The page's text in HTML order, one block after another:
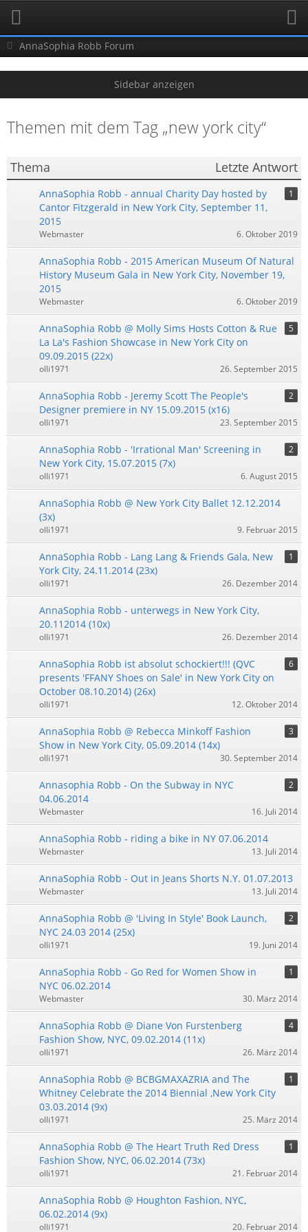
AnnaSophia Robb Forum
Themen mit dem Tag „new york city“
Thema Letzte Antwort
AnnaSophia Robb - annual Charity Day hosted by
Cantor Fitzgerald in New York City, September 11,
2015
1
Webmaster 6. Oktober 2019
AnnaSophia Robb - 2015 American Museum Of Natural
History Museum Gala in New York City, November 19,
2015
Webmaster 6. Oktober 2019
AnnaSophia Robb @ Molly Sims Hosts Cotton & Rue
La La's Fashion Showcase in New York City on
09.09.2015 (22x)
5
olli1971 26. September 2015
AnnaSophia Robb - Jeremy Scott The People's
Designer premiere in NY 15.09.2015 (x16)
2
olli1971 23. September 2015
AnnaSophia Robb - 'Irrational Man' Screening in
New York City, 15.07.2015 (7x)
2
olli1971 6. August 2015
AnnaSophia Robb @ New York City Ballet 12.12.2014
(3x)
olli1971 9. Februar 2015
AnnaSophia Robb - Lang Lang & Friends Gala, New
York City, 24.11.2014 (23x)
1
olli1971 26. Dezember 2014
AnnaSophia Robb - unterwegs in New York City,
20.112014 (10x)
olli1971 26. Dezember 2014
AnnaSophia Robb ist absolut schockiert!!! (QVC
presents 'FFANY Shoes on Sale' in New York City on
October 08.10.2014) (26x)
6
olli1971 12. Oktober 2014
AnnaSophia Robb @ Rebecca Minkoff Fashion
Show in New York City, 05.09.2014 (14x)
3
olli1971 30. September 2014
Annasophia Robb - On the Subway in NYC
04.06.2014
2
Webmaster 16. Juli 2014
AnnaSophia Robb - riding a bike in NY 07.06.2014
Webmaster 13. Juli 2014
AnnaSophia Robb - Out in Jeans Shorts N.Y. 01.07.2013
Webmaster 13. Juli 2014
AnnaSophia Robb @ 'Living In Style' Book Launch,
NYC 24.03 2014 (25x)
2
olli1971 19. Juni 2014
AnnaSophia Robb - Go Red for Women Show in
NYC 06.02.2014
1
Webmaster 30. März 2014
AnnaSophia Robb @ Diane Von Furstenberg
Fashion Show, NYC, 09.02.2014 (11x)
4
olli1971 26. März 2014
AnnaSophia Robb @ BCBGMAXAZRIA and The
Whitney Celebrate the 2014 Biennial ,New York City
03.03.2014 (9x)
1
olli1971 25. März 2014
AnnaSophia Robb @ The Heart Truth Red Dress
Fashion Show, NYC, 06.02.2014 (73x)
1
olli1971 21. Februar 2014
AnnaSophia Robb @ Houghton Fashion, NYC,
06.02.2014 (9x)
olli1971 20. Februar 2014